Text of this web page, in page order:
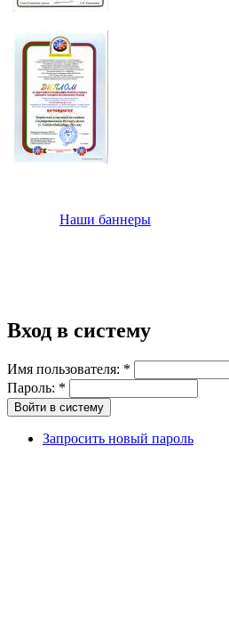
Наши баннеры
Вход в систему
Имя пользователя: *
Пароль: *
Запросить новый пароль